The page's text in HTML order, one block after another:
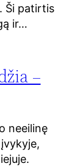
Ši patirtis
ir…
–
neeilinę